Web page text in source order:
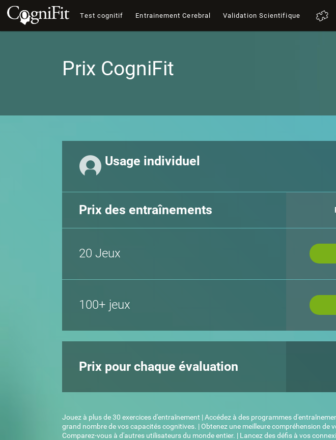
Test cognitif Entrainement Cerebral Validation Scientifique
Prix CogniFit
Usage individuel
Prix des entraînements
20 Jeux
100+ jeux
Prix pour chaque évaluation
Jouez à plus de 30 exercices d'entraînement | Accédez à des programmes
grand nombre de vos capacités cognitives. | Obtenez une meilleure compréhension
Comparez-vous à d'autres utilisateurs du monde entier. | Lancez des défis à vos